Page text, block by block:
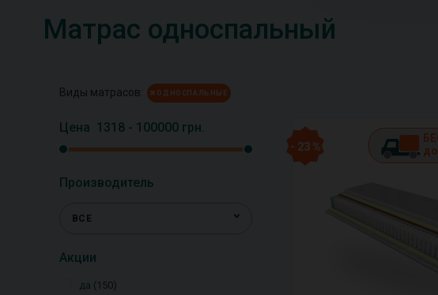
Матрас односпальный
Виды матрасов: ОДНОСПАЛЬНЫЕ
Цена 1318- 100000грн.
Производитель
ВСЕ
Акции
да 150
- 23 %